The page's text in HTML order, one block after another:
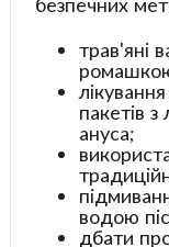
трав'яні
пакетів
ануса;
водою
дбати про